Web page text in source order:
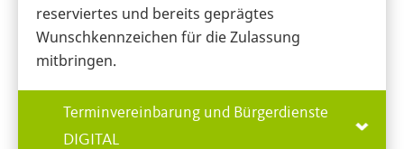
reserviertes und bereits geprägtes
Wunschkennzeichen für die Zulassung
mitbringen.
Terminvereinbarung und Bürgerdienste
DIGITAL